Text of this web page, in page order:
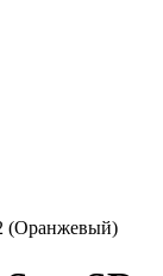
(Оранжевый)